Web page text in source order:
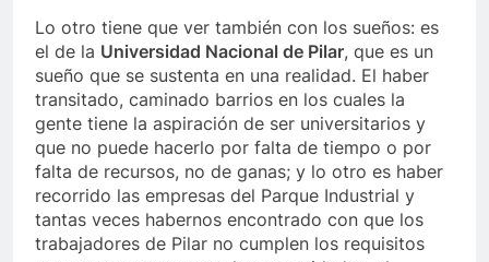
Lo otro tiene que ver también con los sueños: es
el de la Universidad Nacional de Pilar, que es un
sueño que se sustenta en una realidad. El haber
transitado, caminado barrios en los cuales la
gente tiene la aspiración de ser universitarios y
que no puede hacerlo por falta de tiempo o por
falta de recursos, no de ganas; y lo otro es haber
recorrido las empresas del Parque Industrial y
tantas veces habernos encontrado con que los
trabajadores de Pilar no cumplen los requisitos